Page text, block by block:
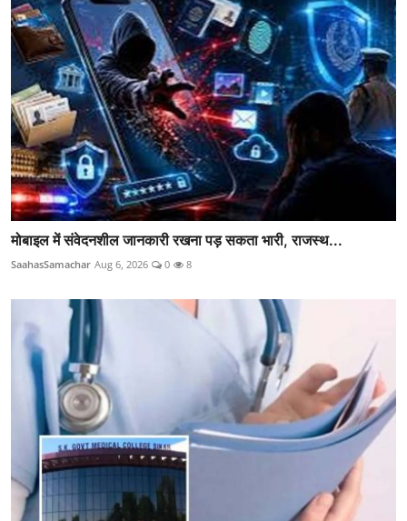
मोबाइल में संवेदनशील जानकारी रखना पड़ सकता भारी, राजस्थ...
SaahasSamachar Aug 6, 2026 0 8